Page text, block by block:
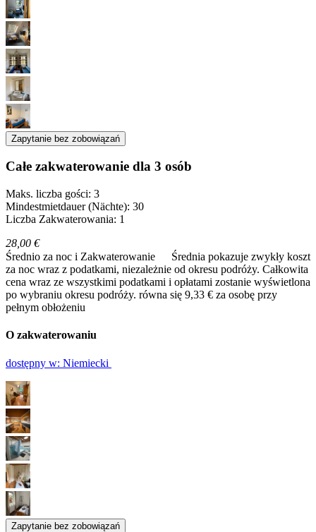
Zapytanie bez zobowiązań
Całe zakwaterowanie dla 3 osób
Maks. liczba gości: 3
Mindestmietdauer (Nächte): 30
Liczba Zakwaterowania: 1
28,00 €
Średnio za noc i Zakwaterowanie
Średnia pokazuje zwykły koszt
za noc wraz z podatkami, niezależnie od okresu podróży. Całkowita
cena wraz ze wszystkimi podatkami i opłatami zostanie wyświetlona
po wybraniu okresu podróży. równa się 9,33 € za osobę przy
pełnym obłożeniu
O zakwaterowaniu
dostępny w: Niemiecki
Zapytanie bez zobowiązań